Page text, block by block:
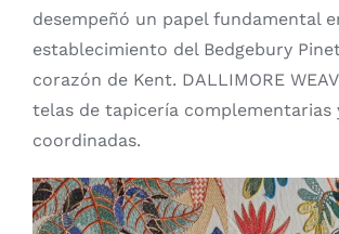
desempeñó un papel fundamental
establecimiento del Bedgebury
corazón de Kent. DALLIMORE
telas de tapicería complementarias
coordinadas.